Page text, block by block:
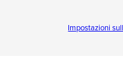
Impostazioni